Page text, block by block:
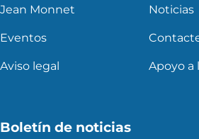
Jean Monnet Noticias
Eventos
Aviso legal Apoyo a
Boletín de noticias